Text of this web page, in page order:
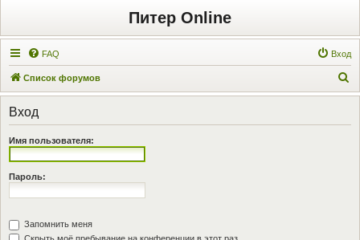
Питер Online
FAQ Вход
Список форумов
о
Вход
Имя пользователя:
Пароль:
Запомнить меня